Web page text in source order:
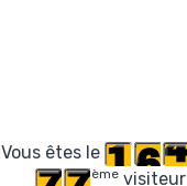
Vous êtes le
èmevisiteur